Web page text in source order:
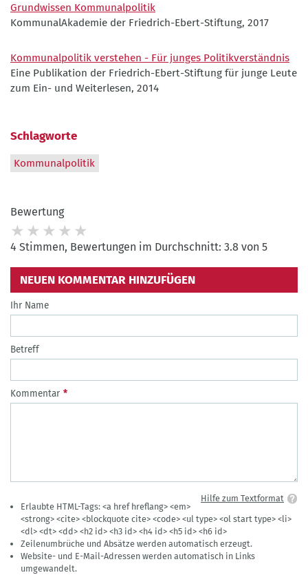
Grundwissen Kommunalpolitik
KommunalAkademie der Friedrich-Ebert-Stiftung, 2017
Kommunalpolitik verstehen - Für junges Politikverständnis
Eine Publikation der Friedrich-Ebert-Stiftung für junge Leute
zum Ein- und Weiterlesen, 2014
Schlagworte
Kommunalpolitik
Bewertung
4 Stimmen, Bewertungen im Durchschnitt: 3.8 von 5
NEUEN KOMMENTAR HINZUFÜGEN
Ihr Name
Betreff
Kommentar
Hilfe zum Textformat
Erlaubte HTML-Tags: <a href hreflang> <em>
<strong> <cite> <blockquote cite> <code> <ul type> <ol start type> <li>
<dl> <dt> <dd> <h2 id> <h3 id> <h4 id> <h5 id> <h6 id>
Zeilenumbrüche und Absätze werden automatisch erzeugt.
Website- und E-Mail-Adressen werden automatisch in Links
umgewandelt.